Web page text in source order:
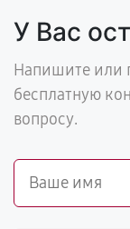
У Вас
Напишите или
бесплатную
вопросу.